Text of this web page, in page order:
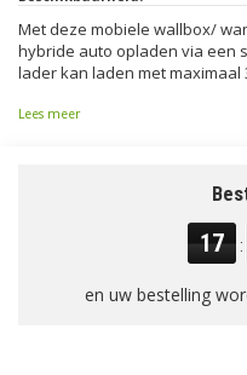
Met deze mobiele wallbox/
hybride auto opladen via een
lader kan laden met maximaal
Lees meer
17 :
en uw bestelling